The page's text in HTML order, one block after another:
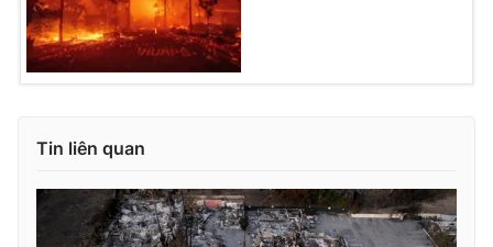
Tin liên quan